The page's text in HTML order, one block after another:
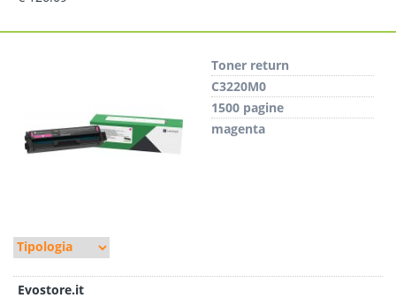
Toner return
C3220M0
1500 pagine
magenta
Evostore.it